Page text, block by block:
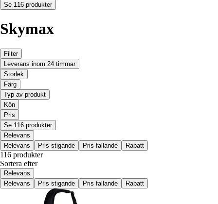
Se 116 produkter
Skymax
Filter
Leverans inom 24 timmar
Storlek
Färg
Typ av produkt
Kön
Pris
Se 116 produkter
Relevans
Relevans
Pris stigande Pris fallande Rabatt
116 produkter
Sortera efter
Relevans
Relevans
Pris stigande Pris fallande Rabatt